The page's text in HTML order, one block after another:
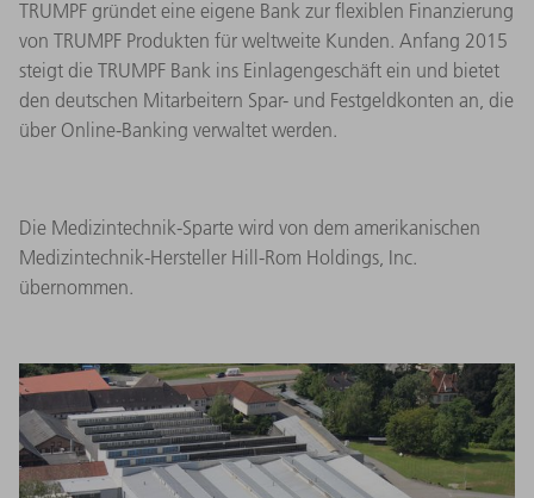
TRUMPF gründet eine eigene Bank zur flexiblen Finanzierung
von TRUMPF Produkten für weltweite Kunden. Anfang 2015
steigt die TRUMPF Bank ins Einlagengeschäft ein und bietet
den deutschen Mitarbeitern Spar- und Festgeldkonten an, die
über Online-Banking verwaltet werden.
Die Medizintechnik-Sparte wird von dem amerikanischen
Medizintechnik-Hersteller Hill-Rom Holdings, Inc.
übernommen.